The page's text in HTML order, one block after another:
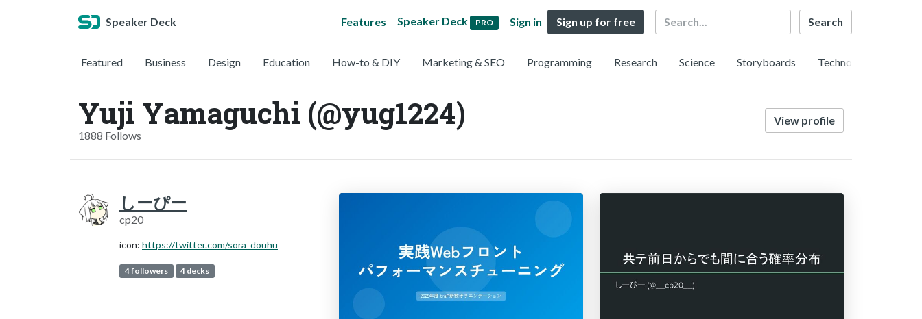
Speaker Deck Features Speaker Deck PRO Sign in Sign up for free Search
Featured Business Design Education How-to & DIY Marketing & SEO Programming Research Science Storyboards Technology
Yuji Yamaguchi (@yug1224)
1888 Follows
View profile
しーぴー
cp20
icon: https://twitter.com/sora_douhu
4 followers 4 decks